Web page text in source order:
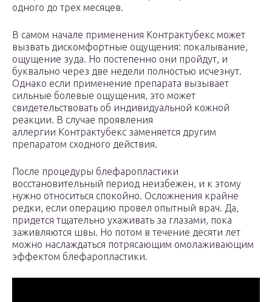
одного до трех месяцев.
В самом начале применения Контрактубекс может
вызвать дискомфортные ощущения: покалывание,
ощущение зуда. Но постепенно они пройдут, и
буквально через две недели полностью исчезнут.
Однако если применение препарата вызывает
сильные болевые ощущения, это может
свидетельствовать об индивидуальной кожной
реакции. В случае проявления
аллергии Контрактубекс заменяется другим
препаратом сходного действия.
После процедуры блефаропластики
восстановительный период неизбежен, и к этому
нужно относиться спокойно. Осложнения крайне
редки, если операцию провел опытный врач. Да,
придется тщательно ухаживать за глазами, пока
заживляются швы. Но потом в течение десяти лет
можно наслаждаться потрясающим омолаживающим
эффектом блефаропластики.